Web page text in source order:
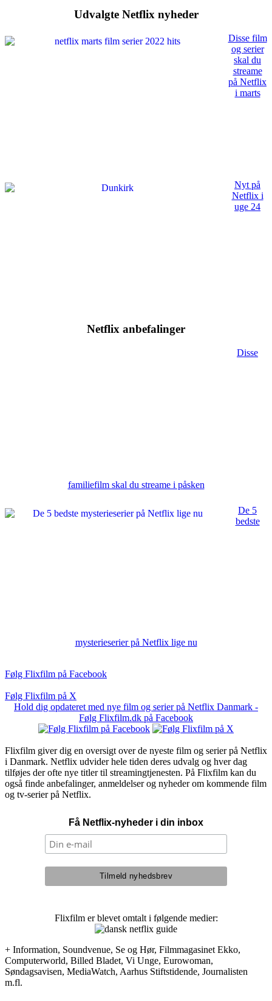
Udvalgte Netflix nyheder
Disse film
og serier
skal du
streame
på Netflix
i marts
Nyt på
Netflix i
uge 24
Netflix anbefalinger
Disse
familiefilm skal du streame i påsken
De 5
bedste
mysterieserier på Netflix lige nu
Følg Flixfilm på Facebook
Følg Flixfilm på X
Hold dig opdateret med nye film og serier på Netflix Danmark -
Følg Flixfilm.dk på Facebook
Flixfilm giver dig en oversigt over de nyeste film og serier på Netflix
i Danmark. Netflix udvider hele tiden deres udvalg og hver dag
tilføjes der ofte nye titler til streamingtjenesten. På Flixfilm kan du
også finde anbefalinger, anmeldelser og nyheder om kommende film
og tv-serier på Netflix.
Få Netflix-nyheder i din inbox
Flixfilm er blevet omtalt i følgende medier:
+ Information, Soundvenue, Se og Hør, Filmmagasinet Ekko,
Computerworld, Billed Bladet, Vi Unge, Eurowoman,
Søndagsavisen, MediaWatch, Aarhus Stiftstidende, Journalisten
m.fl.